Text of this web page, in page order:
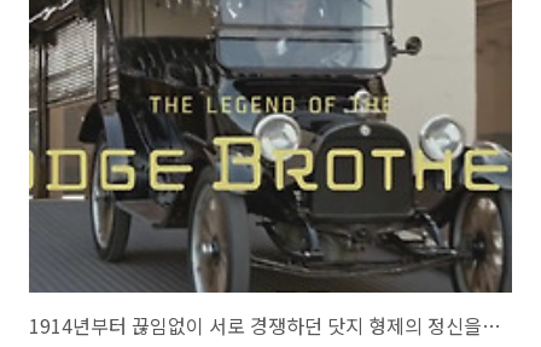
1914년부터 끊임없이 서로 경쟁하던 닷지 형제의 정신을 표현한 Dodge의 TV광고 '닷지 형제의 전설(The Legend of the Dodge Brothers)'편 [한글자막]